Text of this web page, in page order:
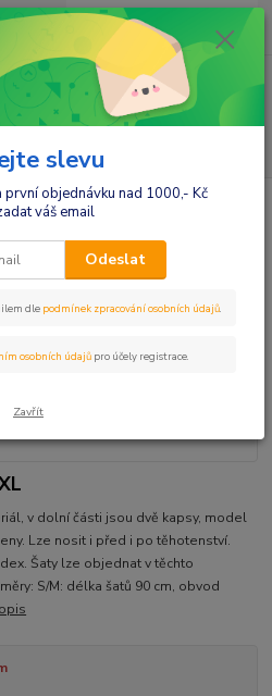
ks
za 0,00 Kč
Šaty
Be MaaMaa
šaty
v dolní části jsou dvě kapsy, model
Lze nosit i před i po těhotenství.
Šaty lze objednat v těchto
S/M: délka šatů 90 cm, obvod
slevu
první objednávku nad 1000,- Kč
váš email
Odeslat
dle podmínek zpracování osobních údajů.
osobních údajů pro účely registrace.
Zavřít